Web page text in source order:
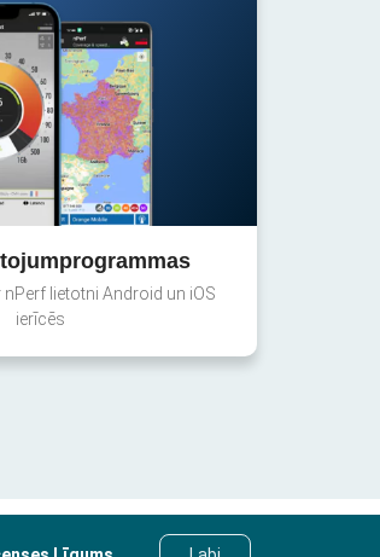
nPerf lietotni Android un iOS
ierīcēs